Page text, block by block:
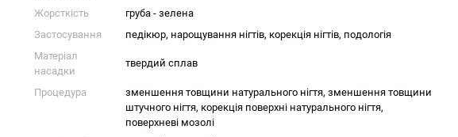
Жорсткість
груба - зелена
Застосування
педікюр, нарощування нігтів, корекція нігтів, подологія
Матеріал
насадки
твердий сплав
Процедура
зменшення товщини натурального нігтя, зменшення товщини
штучного нігтя, корекція поверхні натурального нігтя,
поверхневі мозолі